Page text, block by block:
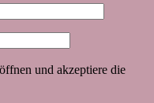
und akzeptiere die